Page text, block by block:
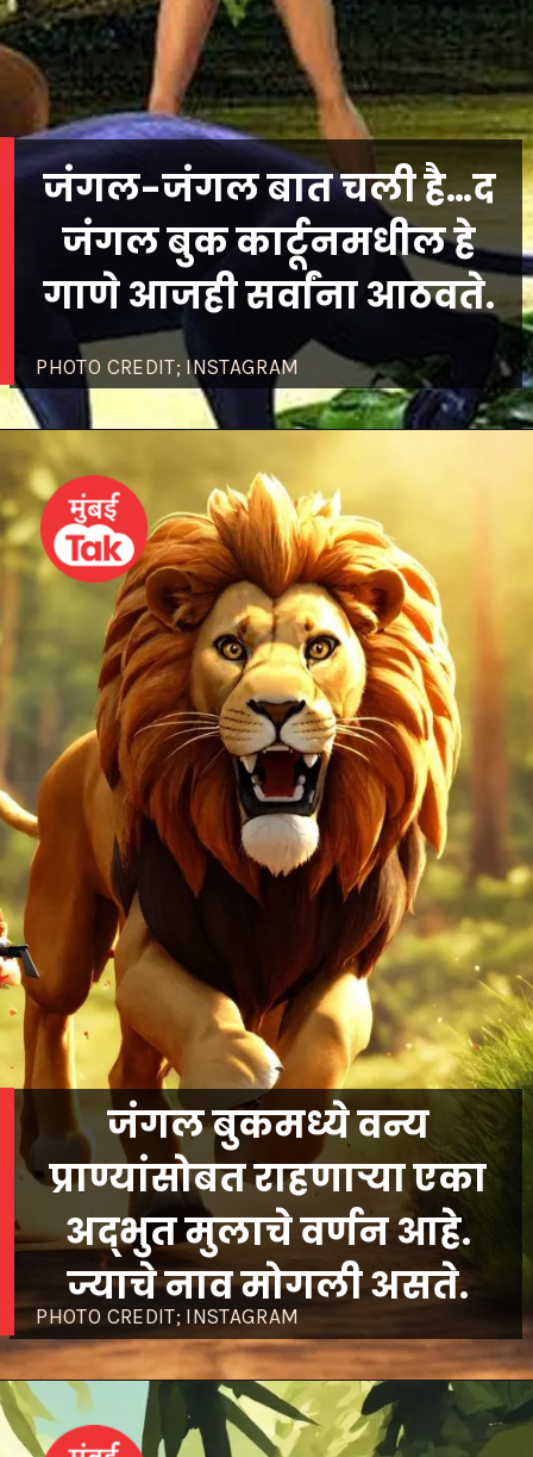
PHOTO CREDIT; INSTAGRAM
जंगल-जंगल बात चली है…द
जंगल बुक कार्टूनमधील हे
गाणे आजही सर्वांना आठवते.
PHOTO CREDIT; INSTAGRAM
जंगल बुकमध्ये वन्य
प्राण्यांसोबत राहणाऱ्या एका
अद्भुत मुलाचे वर्णन आहे.
ज्याचे नाव मोगली असते.